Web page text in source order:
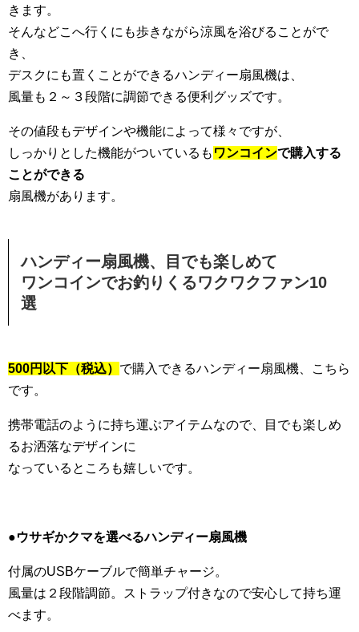
きます。
そんなどこへ行くにも歩きながら涼風を浴びることがで
き、
デスクにも置くことができるハンディー扇風機は、
風量も２～３段階に調節できる便利グッズです。
その値段もデザインや機能によって様々ですが、
しっかりとした機能がついているも ワンコインで購入する
ことができる
扇風機があります。
ハンディー扇風機、目でも楽しめて
ワンコインでお釣りくるワクワクファン10
選
500円以下（税込） で購入できるハンディー扇風機、こちら
です。
携帯電話のように持ち運ぶアイテムなので、目でも楽しめ
るお洒落なデザインに
なっているところも嬉しいです。
●ウサギかクマを選べるハンディー扇風機
付属のUSBケーブルで簡単チャージ。
風量は２段階調節。ストラップ付きなので安心して持ち運
べます。